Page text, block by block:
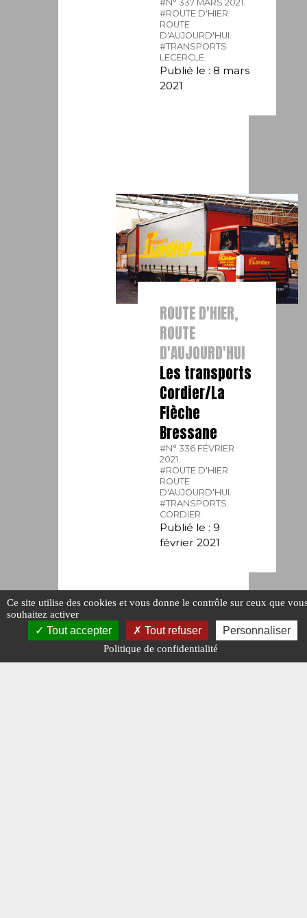
#N° 337 MARS 2021.
#ROUTE D'HIER
ROUTE
D'AUJOURD'HUI.
#TRANSPORTS
LECERCLE.
Publié le : 8 mars
2021
ROUTE D'HIER,
ROUTE
D'AUJOURD'HUI
Les transports
Cordier/La
Flèche
Bressane
#N° 336 FÉVRIER
2021.
#ROUTE D'HIER
ROUTE
D'AUJOURD'HUI.
#TRANSPORTS
CORDIER.
Publié le : 9
février 2021
Ce site utilise des cookies et vous donne le contrôle sur ceux que
souhaitez activer
Tout accepter Tout refuser Personnaliser
Politique de confidentialité